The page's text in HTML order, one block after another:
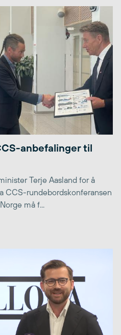
anbefalinger til
Terje Aasland for å
CCS-rundebordskonferansen
må f...